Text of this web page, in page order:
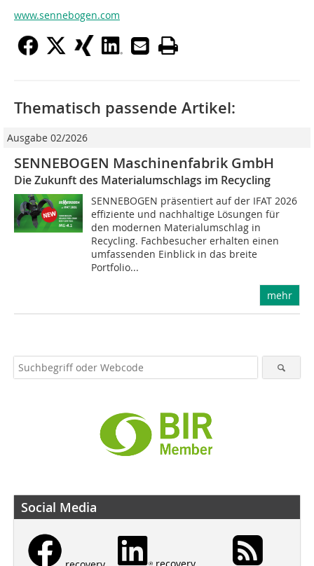
www.sennebogen.com
Thematisch passende Artikel:
Ausgabe 02/2026
SENNEBOGEN Maschinenfabrik GmbH
Die Zukunft des Materialumschlags im Recycling
SENNEBOGEN präsentiert auf der IFAT 2026
effiziente und nachhaltige Lösungen für
den modernen Materialumschlag in
Recycling. Fachbesucher erhalten einen
umfassenden Einblick in das breite
Portfolio...
mehr
Social Media